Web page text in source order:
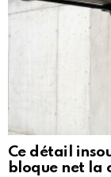
Ce détail
bloque net la